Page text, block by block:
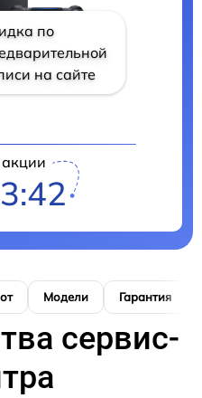
по
на сайте
Модели Гарантия
сервис-